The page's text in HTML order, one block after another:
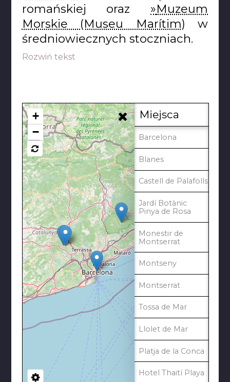
romańskiej oraz
Muzeum
Morskie (Museu Marítim) w
średniowiecznych stoczniach.
Rozwiń tekst
+
−
Miejsca
Barcelona
Blanes
Castell de Palafolls
Jardí Botànic
Pinya de Rosa
Monestir de
Montserrat
Montseny
Montserrat
Tossa de Mar
Llolet de Mar
Platja de la Conca
Hotel Thaití Playa